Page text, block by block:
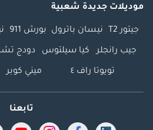
موديلات جديدة شعبية
جيتور T2 نيسان باترول بورش 911
جيب رانجلر كيا سيلتوس دودج
تويوتا راف ٤ ميني كوبر
تابعنا